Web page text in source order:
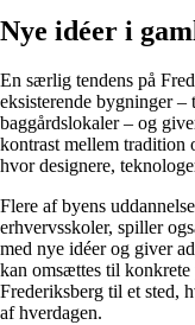
Nye idéer i
En særlig tendens på
eksisterende bygninger
baggårdslokaler – og
kontrast mellem tradition
hvor designere,
Flere af byens
erhvervsskoler, spiller
med nye idéer og giver
kan omsættes til
Frederiksberg til et sted,
af hverdagen.